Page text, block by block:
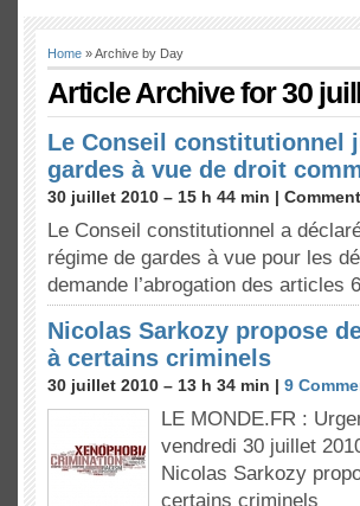
Home » Archive by Day
Article Archive for 30
Le Conseil constitutionnel
gardes à vue de droit
30 juillet 2010 – 15 h 44 min |
Le Conseil constitutionnel a
régime de gardes à vue pour les
demande l’abrogation des articles
Nicolas Sarkozy propose
à certains criminels
30 juillet 2010 – 13 h 34 min | 9
LE MONDE.FR :
vendredi 30 juillet
Nicolas Sarkozy
certains criminels